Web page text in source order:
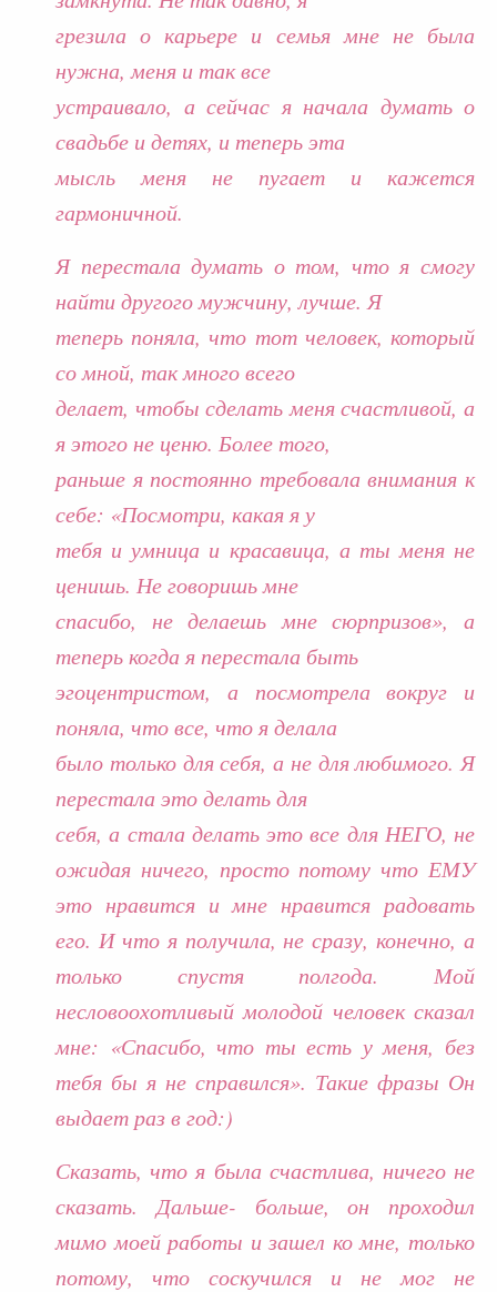
грезила о карьере и семья мне не была
нужна, меня и так все
устраивало, а сейчас я начала думать о
свадьбе и детях, и теперь эта
мысль меня не пугает и кажется
гармоничной.
Я перестала думать о том, что я смогу
найти другого мужчину, лучше. Я
теперь поняла, что тот человек, который
со мной, так много всего
делает, чтобы сделать меня счастливой, а
я этого не ценю. Более того,
раньше я постоянно требовала внимания к
себе: «Посмотри, какая я у
тебя и умница и красавица, а ты меня не
ценишь. Не говоришь мне
спасибо, не делаешь мне сюрпризов», а
теперь когда я перестала быть
эгоцентристом, а посмотрела вокруг и
поняла, что все, что я делала
было только для себя, а не для любимого. Я
перестала это делать для
себя, а стала делать это все для НЕГО, не
ожидая ничего, просто потому что ЕМУ
это нравится и мне нравится радовать
его. И что я получила, не сразу, конечно, а
только спустя полгода. Мой
несловоохотливый молодой человек сказал
мне: «Спасибо, что ты есть у меня, без
тебя бы я не справился». Такие фразы Он
выдает раз в год:)
Сказать, что я была счастлива, ничего не
сказать. Дальше- больше, он проходил
мимо моей работы и зашел ко мне, только
потому, что соскучился и не мог не